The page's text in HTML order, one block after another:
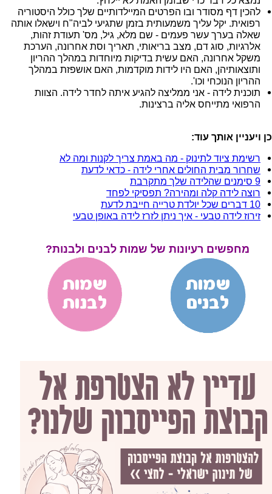
להכין דף מסודר ובו הפרטים המיילדותיים שלך כולל היסטוריה
רפואית. יקל עליך משמעותית בזמן שתגיעי לביה"ח וישאלו אותה
שאלה בערך עשר פעמים - שם מלא, גיל, מס' תעודת זהות,
אלרגיות, סוג דם, מצב בריאותי, תאריך וסת אחרונה, הערכת
משקל אחרונה, האם עשית בדיקות מיוחדות במהלך ההריון
ותוצאותיהן, האם היו לידות מוקדמות, האם אושפזת במהלך
ההריון הנוכחי וכו'.
תוכנית לידה - אני ממליצה להגיע איתה לחדר לידה. הצוות
הרפואי מתייחס אליה ברצינות.
ויעניין אותך עוד:
רשימת ציוד לתינוק - מה באמת צריך לקנות ומה לא
שחרור מבית החולים אחרי לידה - כדאי לדעת
9 סימנים שהלידה שלך מתקרבת
רוצה לידה קלה ומהירה? תפסיקי לפחד
10 דברים שכל יולדת טרייה חייבת לדעת
זירוז לידה טבעי - איך ניתן לזרז לידה באופן טבעי
מחפשים רעיונות של שמות לבנים ולבנות?